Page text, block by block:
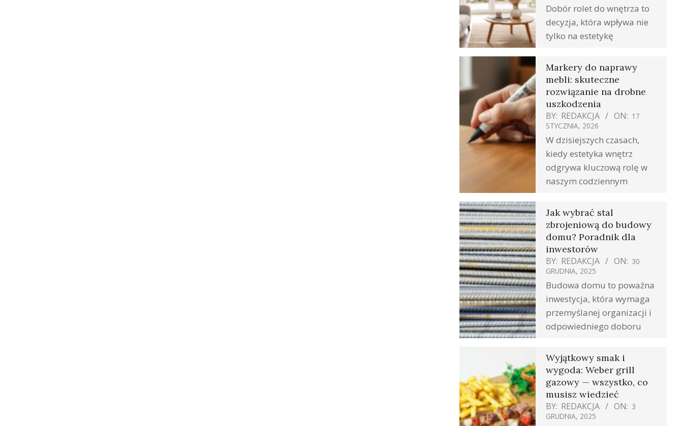
Dobór rolet do wnętrza to
decyzja, która wpływa nie
tylko na estetykę
Markery do naprawy
mebli: skuteczne
rozwiązanie na drobne
uszkodzenia
BY: REDAKCJA ON: 17
STYCZNIA, 2026
W dzisiejszych czasach,
kiedy estetyka wnętrz
odgrywa kluczową rolę w
naszym codziennym
Jak wybrać stal
zbrojeniową do budowy
domu? Poradnik dla
inwestorów
BY: REDAKCJA ON: 30
GRUDNIA, 2025
Budowa domu to poważna
inwestycja, która wymaga
przemyślanej organizacji i
odpowiedniego doboru
Wyjątkowy smak i
wygoda: Weber grill
gazowy — wszystko, co
musisz wiedzieć
BY: REDAKCJA ON: 3
GRUDNIA, 2025